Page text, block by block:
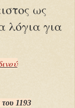
ως
λόγια για
του 1193